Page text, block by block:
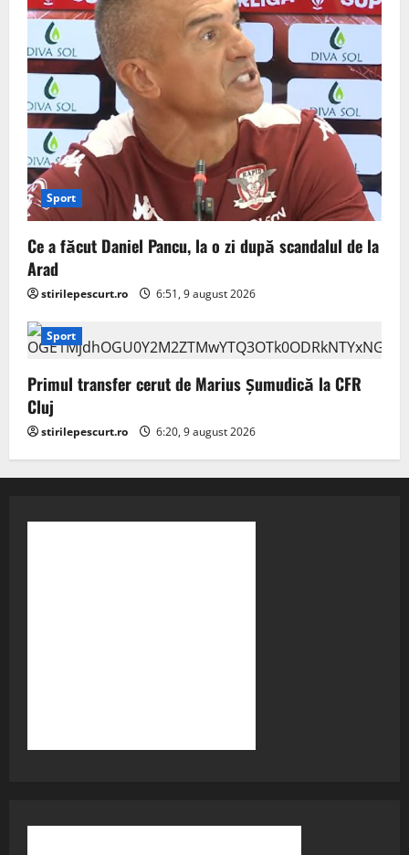
Sport
Ce a făcut Daniel Pancu, la o zi după scandalul de la
Arad
stirilepescurt.ro 6:51, 9 august 2026
Sport
Primul transfer cerut de Marius Șumudică la CFR
Cluj
stirilepescurt.ro 6:20, 9 august 2026